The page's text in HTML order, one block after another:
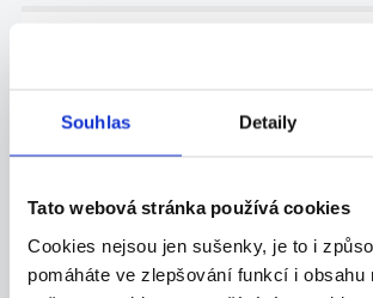
Souhlas Detaily
Tato webová stránka používá cookies
Cookies nejsou jen sušenky, je to i
pomáháte ve zlepšování funkcí i obsahu
příspěvkem 150.000
Hradec Králové
Vězeňská služba České republiky